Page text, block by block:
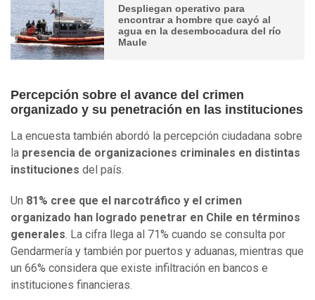
Despliegan operativo para
encontrar a hombre que cayó al
agua en la desembocadura del río
Maule
Percepción sobre el avance del crimen
organizado y su penetración en las instituciones
La encuesta también abordó la percepción ciudadana sobre
la presencia de organizaciones criminales en distintas
instituciones del país.
Un 81% cree que el narcotráfico y el crimen
organizado han logrado penetrar en Chile en términos
generales. La cifra llega al 71% cuando se consulta por
Gendarmería y también por puertos y aduanas, mientras que
un 66% considera que existe infiltración en bancos e
instituciones financieras.